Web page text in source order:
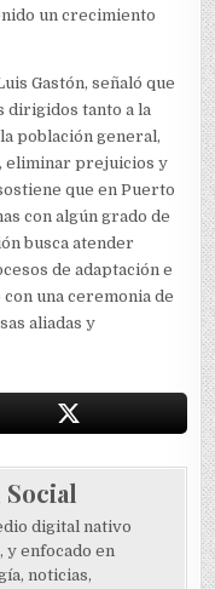
un crecimiento
Gastón, señaló que
tanto a la
población general,
eliminar prejuicios y
que en Puerto
con algún grado de
busca atender
de adaptación e
una ceremonia de
aliadas y
Social
digital nativo
y enfocado en
noticias,